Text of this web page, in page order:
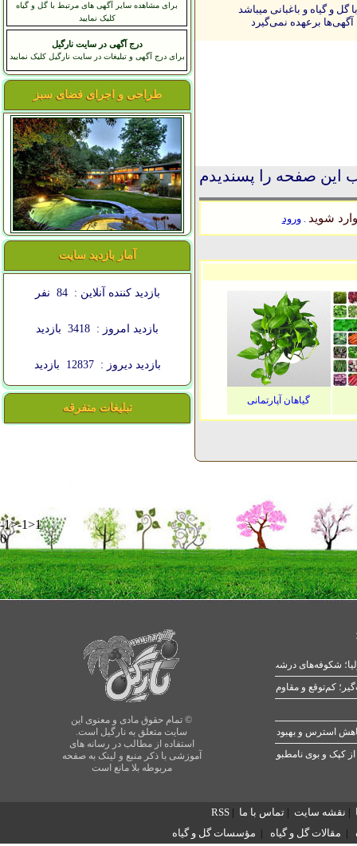
برای مشاهده سایر آگهی های مرتبط با گل و گیاه
کلیک نمایید
درج آگهی در سایت نارگیل
برای درج آگهی و تبلیغات در سایت نارگیل کلیک نمایید
طراحی و اجرای فضای سبز
آمار بازدید سایت
بازدید کننده آنلاین : 84 نفر
بازدید امروز : 3418 بازدید
بازدید دیروز : 12837 بازدید
تبلیغات متفرقه
و گیاه و باغبانی میباشد
آگهی‌ها برعهده نمی‌گیرد
این صفحه را پسندیدم
شوید .ورود
گیاهان آپارتمانی
-1>-1>1
0
© تمام حقوق مادی و معنوی این
سایت متعلق به نارگیل است.
استفاده از مطالب در رسانه های
آموزشی با ذکر منبع و لینک به صفحه
مربوطه بلا مانع است
شکوفه‌های درشت در بهار
کپک و بوی نامطبوع
| نقشه سایت | تماس با ما |
RSS
| مقالات گل و گیاه | مؤسسات گل و گیاه